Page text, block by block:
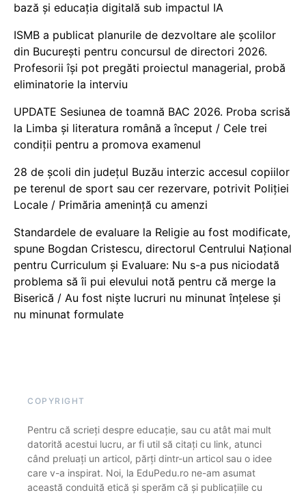
bază și educația digitală sub impactul IA
ISMB a publicat planurile de dezvoltare ale școlilor
din București pentru concursul de directori 2026.
Profesorii își pot pregăti proiectul managerial, probă
eliminatorie la interviu
UPDATE Sesiunea de toamnă BAC 2026. Proba scrisă
la Limba și literatura română a început / Cele trei
condiții pentru a promova examenul
28 de școli din județul Buzău interzic accesul copiilor
pe terenul de sport sau cer rezervare, potrivit Poliției
Locale / Primăria amenință cu amenzi
Standardele de evaluare la Religie au fost modificate,
spune Bogdan Cristescu, directorul Centrului Național
pentru Curriculum și Evaluare: Nu s-a pus niciodată
problema să îi pui elevului notă pentru că merge la
Biserică / Au fost niște lucruri nu minunat înțelese și
nu minunat formulate
COPYRIGHT
Pentru că scrieți despre educație, sau cu atât mai mult
datorită acestui lucru, ar fi util să citați cu link, atunci
când preluați un articol, părți dintr-un articol sau o idee
care v-a inspirat. Noi, la EduPedu.ro ne-am asumat
această conduită etică și sperăm că și publicațiile cu